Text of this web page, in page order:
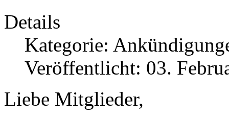
Details
Kategorie:
Veröffentlicht: 03.
Liebe Mitglieder,